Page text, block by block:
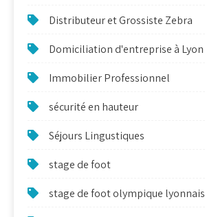
Distributeur et Grossiste Zebra
Domiciliation d'entreprise à Lyon
Immobilier Professionnel
sécurité en hauteur
Séjours Lingustiques
stage de foot
stage de foot olympique lyonnais